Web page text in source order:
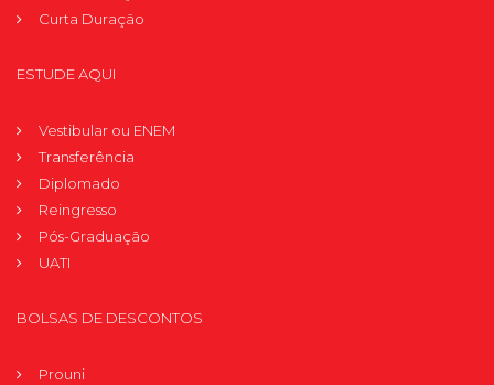
Curta Duração
ESTUDE AQUI
Vestibular ou ENEM
Transferência
Diplomado
Reingresso
Pós-Graduação
UATI
BOLSAS DE DESCONTOS
Prouni